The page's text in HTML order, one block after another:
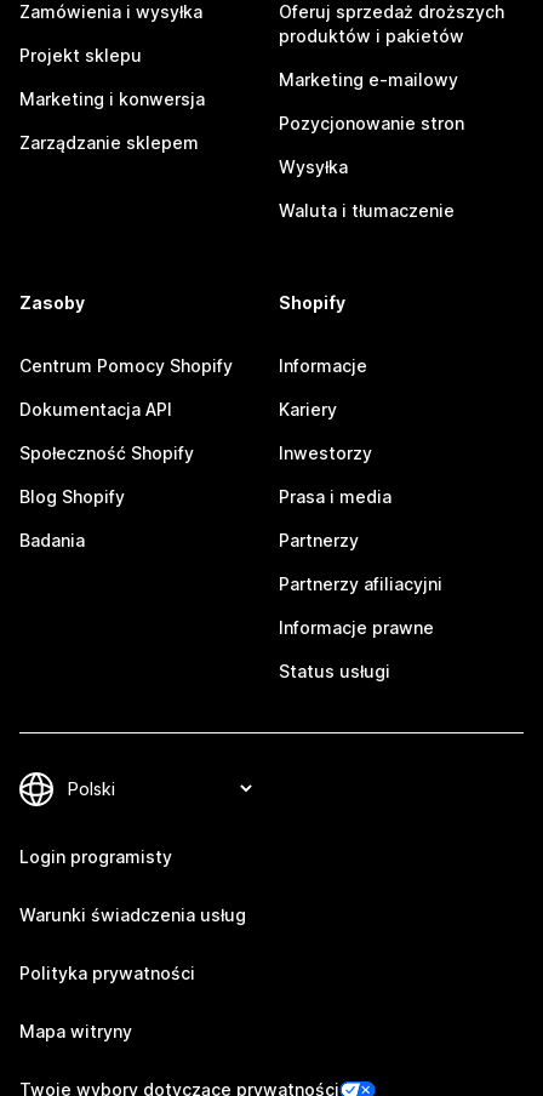
Zamówienia i wysyłka
Projekt sklepu
Marketing i konwersja
Zarządzanie sklepem
Oferuj sprzedaż droższych
produktów i pakietów
Marketing e-mailowy
Pozycjonowanie stron
Wysyłka
Waluta i tłumaczenie
Zasoby
Centrum Pomocy Shopify
Dokumentacja API
Społeczność Shopify
Blog Shopify
Badania
Shopify
Informacje
Kariery
Inwestorzy
Prasa i media
Partnerzy
Partnerzy afiliacyjni
Informacje prawne
Status usługi
Login programisty
Warunki świadczenia usług
Polityka prywatności
Mapa witryny
Twoje wybory dotyczące prywatności